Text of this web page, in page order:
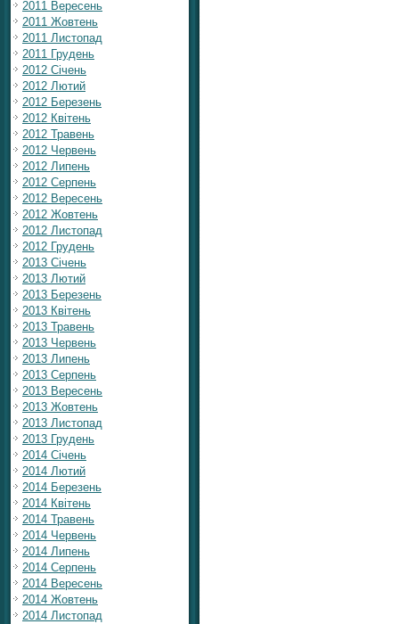
2011 Вересень
2011 Жовтень
2011 Листопад
2011 Грудень
2012 Січень
2012 Лютий
2012 Березень
2012 Квітень
2012 Травень
2012 Червень
2012 Липень
2012 Серпень
2012 Вересень
2012 Жовтень
2012 Листопад
2012 Грудень
2013 Січень
2013 Лютий
2013 Березень
2013 Квітень
2013 Травень
2013 Червень
2013 Липень
2013 Серпень
2013 Вересень
2013 Жовтень
2013 Листопад
2013 Грудень
2014 Січень
2014 Лютий
2014 Березень
2014 Квітень
2014 Травень
2014 Червень
2014 Липень
2014 Серпень
2014 Вересень
2014 Жовтень
2014 Листопад